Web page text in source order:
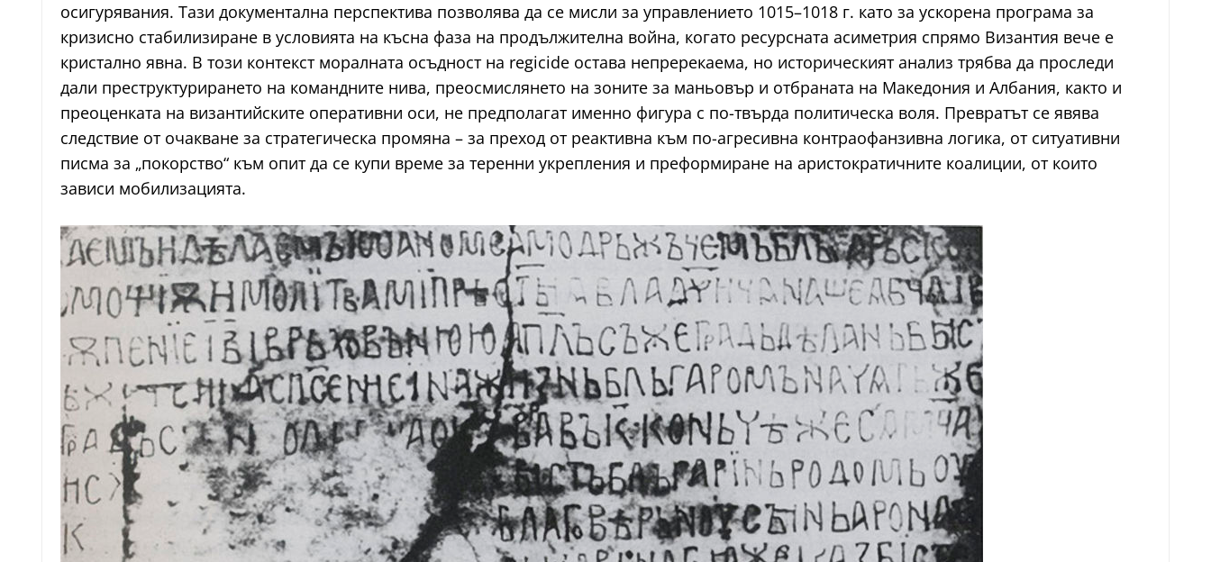
осигурявания. Тази документална перспектива позволява да се мисли за управлението 1015–1018 г. като за ускорена програма за
кризисно стабилизиране в условията на късна фаза на продължителна война, когато ресурсната асиметрия спрямо Византия вече е
кристално явна. В този контекст моралната осъдност на regicide остава непререкаема, но историческият анализ трябва да проследи
дали преструктурирането на командните нива, преосмислянето на зоните за маньовър и отбраната на Македония и Албания, както и
преоценката на византийските оперативни оси, не предполагат именно фигура с по-твърда политическа воля. Превратът се явява
следствие от очакване за стратегическа промяна – за преход от реактивна към по-агресивна контраофанзивна логика, от ситуативни
писма за „покорство“ към опит да се купи време за теренни укрепления и преформиране на аристократичните коалиции, от които
зависи мобилизацията.